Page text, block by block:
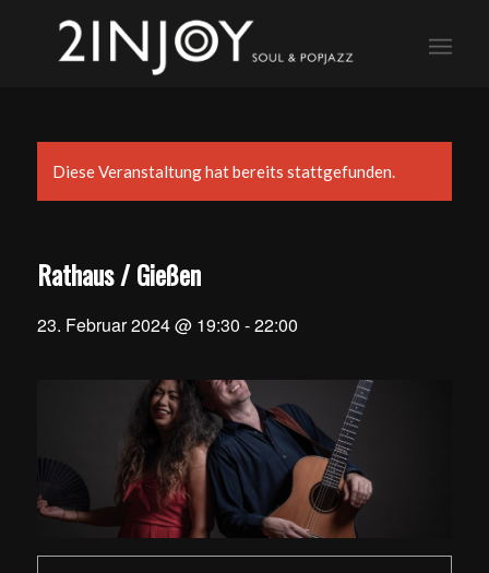
Diese Veranstaltung hat bereits stattgefunden.
Rathaus / Gießen
23. Februar 2024 @ 19:30 -22:00